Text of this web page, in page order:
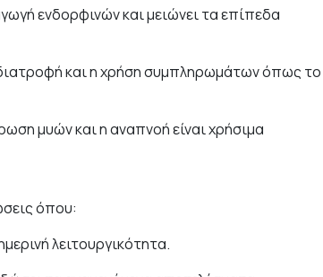
ενδορφινών και μειώνει τα επίπεδα
και η χρήση συμπληρωμάτων όπως το
μυών και η αναπνοή είναι χρήσιμα
όπου:
λειτουργικότητα.